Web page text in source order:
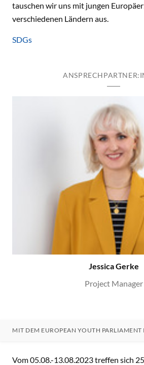
tauschen wir uns mit jungen
verschiedenen Ländern aus.
SDGs
Jessica Gerke
Project Manager
MIT DEM EUROPEAN YOUTH
MIT DEM EUROPEAN YOUTH
Vom 05.08.-13.08.2023 treffen sich